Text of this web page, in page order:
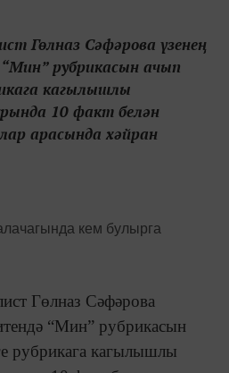
Гөлназ Сәфәрова үзенең
рубрикасын ачып
кагылышлы
10 факт белән
арасында хәйран
Гөлназ Сәфәрова
“Мин” рубрикасын
рубрикага кагылышлы